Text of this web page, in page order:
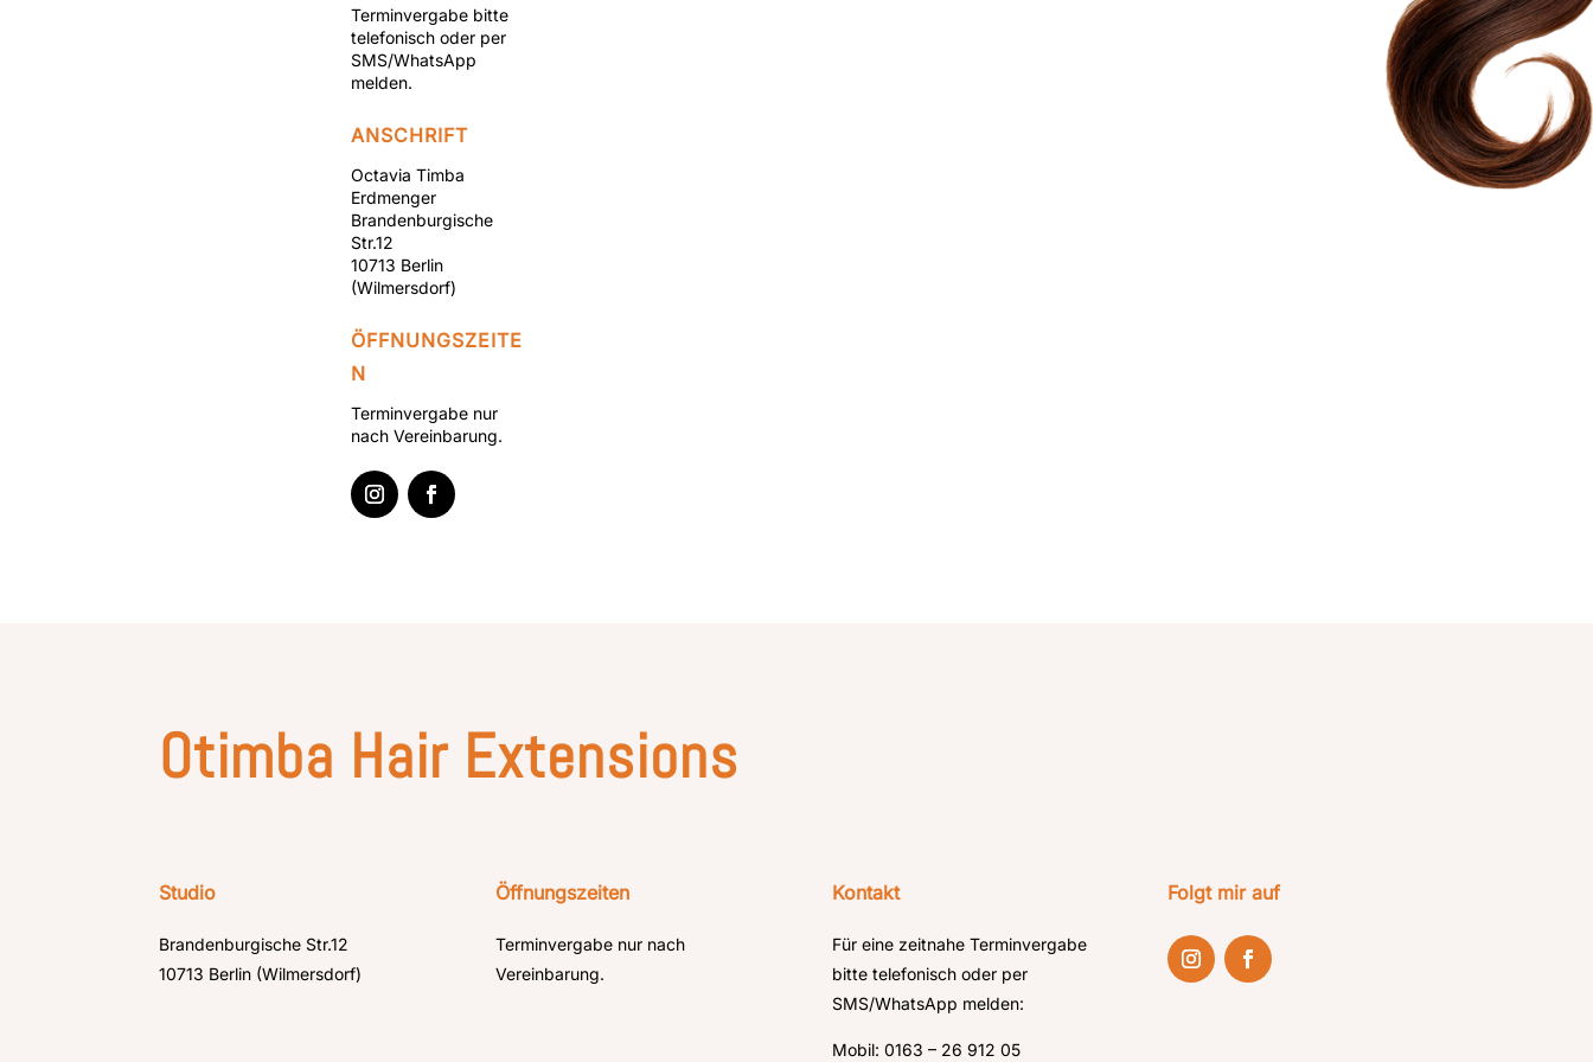
Terminvergabe bitte
telefonisch oder per
SMS/WhatsApp
melden.
ANSCHRIFT
Octavia Timba
Erdmenger
Brandenburgische
Str.12
10713 Berlin
(Wilmersdorf)
ÖFFNUNGSZEITE
N
Terminvergabe nur
nach Vereinbarung.
Otimba Hair Extensions
Studio
Brandenburgische Str.12
10713 Berlin (Wilmersdorf)
Öffnungszeiten
Terminvergabe nur nach
Vereinbarung.
Kontakt
Für eine zeitnahe Terminvergabe
bitte telefonisch oder per
SMS/WhatsApp melden:
Mobil: 0163 – 26 912 05
Folgt mir auf